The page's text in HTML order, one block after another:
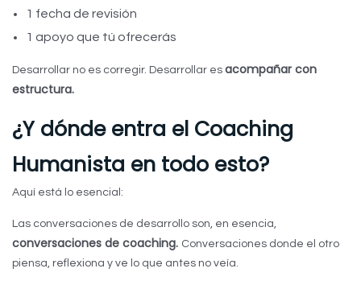
1 fecha de revisión
1 apoyo que tú ofrecerás
Desarrollar no es corregir. Desarrollar es acompañar con
estructura.
¿Y dónde entra el Coaching
Humanista en todo esto?
Aquí está lo esencial:
Las conversaciones de desarrollo son, en esencia,
conversaciones de coaching. Conversaciones donde el otro
piensa, reflexiona y ve lo que antes no veía.